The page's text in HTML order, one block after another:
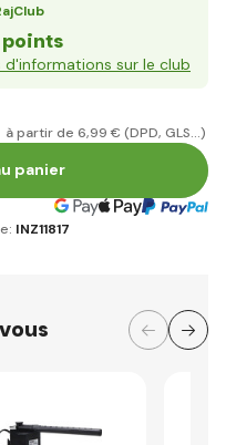
points
d'informations sur le club
à partir de 6,99 € (DPD, GLS...)
panier
INZ11817